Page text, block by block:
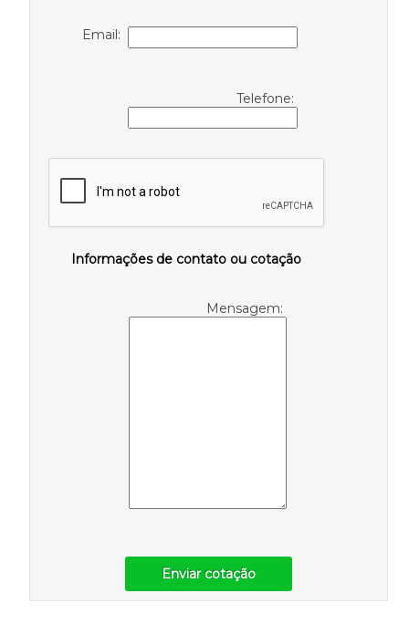
Email:
Telefone:
Informações de contato ou cotação
Mensagem:
Enviar cotação